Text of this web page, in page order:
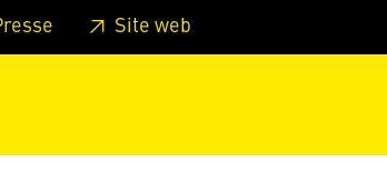
Passer au pied de page
Site web